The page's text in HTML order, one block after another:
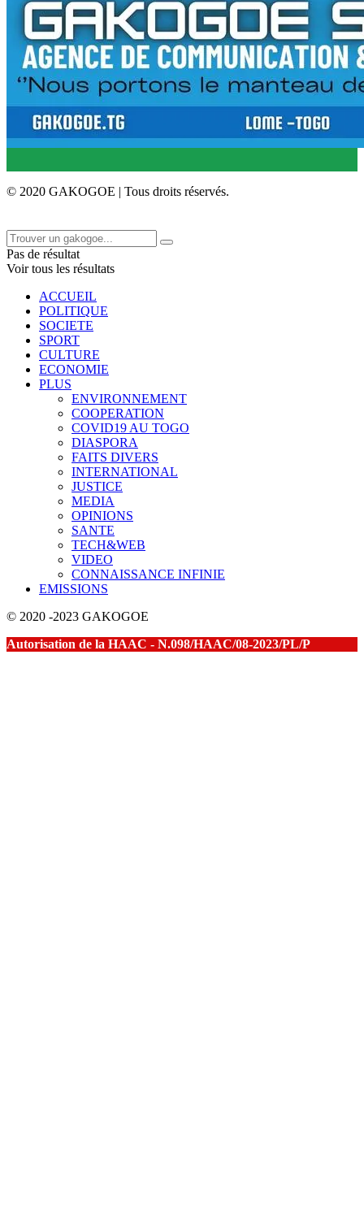
© 2020 GAKOGOE | Tous droits réservés.
Pas de résultat
Voir tous les résultats
ACCUEIL
POLITIQUE
SOCIETE
SPORT
CULTURE
ECONOMIE
PLUS
ENVIRONNEMENT
COOPERATION
COVID19 AU TOGO
DIASPORA
FAITS DIVERS
INTERNATIONAL
JUSTICE
MEDIA
OPINIONS
SANTE
TECH&WEB
VIDEO
CONNAISSANCE INFINIE
EMISSIONS
© 2020 -2023 GAKOGOE
Autorisation de la HAAC - N.098/HAAC/08-2023/PL/P